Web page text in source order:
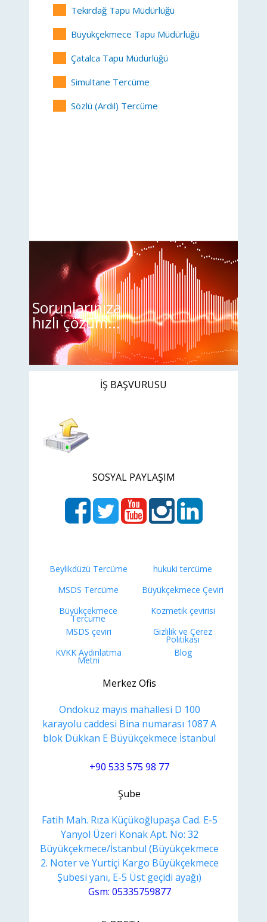
Tekirdağ Tapu Müdürlüğü
Büyükçekmece Tapu Müdürlüğü
Çatalca Tapu Müdürlüğü
Simultane Tercüme
Sözlü (Ardıl) Tercüme
Sorunlarınıza
hızlı çözüm...
İŞ BAŞVURUSU
SOSYAL PAYLAŞIM
Beylikdüzü Tercüme
hukuki tercüme
MSDS Tercüme
Büyükçekmece Çeviri
Büyükçekmece
Tercüme
Kozmetik çevirisi
MSDS çeviri
Gizlilik ve Çerez
Politikası
KVKK Aydınlatma
Metni
Blog
Merkez Ofis
Ondokuz mayıs mahallesi D 100
karayolu caddesi Bina numarası 1087 A
blok Dükkan E Büyükçekmece İstanbul
+90 533 575 98 77
Şube
Fatih Mah. Rıza Küçükoğlupaşa Cad. E-5
Yanyol Üzeri Konak Apt. No: 32
Büyükçekmece/İstanbul (Büyükçekmece
2. Noter ve Yurtiçi Kargo Büyükçekmece
Şubesi yanı, E-5 Üst geçidi ayağı)
Gsm: 05335759877